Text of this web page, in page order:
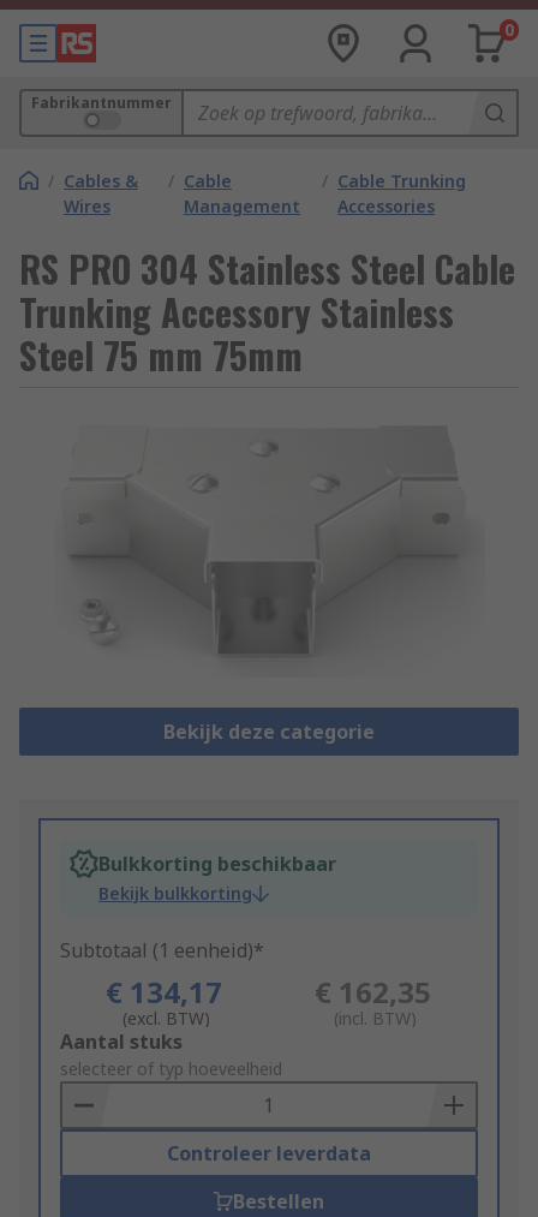
0
Fabrikantnummer
/ Cables &
Wires
/ Cable
Management
/ Cable Trunking
Accessories
RS PRO 304 Stainless Steel Cable
Trunking Accessory Stainless
Steel 75 mm 75mm
Bekijk deze categorie
Bulkkorting beschikbaar
Bekijk bulkkorting
Subtotaal (1 eenheid)*
€ 134,17
(excl. BTW)
€ 162,35
(incl. BTW)
Add
to
Basket
Aantal stuks
selecteer of typ hoeveelheid
Controleer leverdata
Bestellen